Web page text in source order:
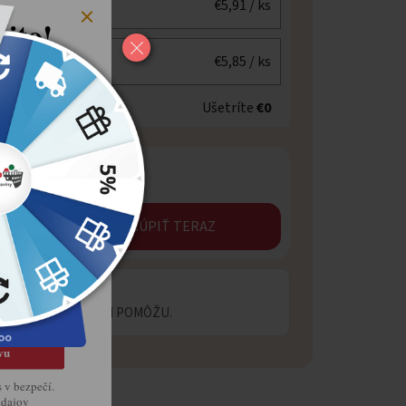
€5,91 / ks
€5,85 / ks
Ušetríte€0
KÚPIŤ TERAZ
VÁM RADI POMÔŽU.
%
získajte
nákup u
tradície
v bezpečí.